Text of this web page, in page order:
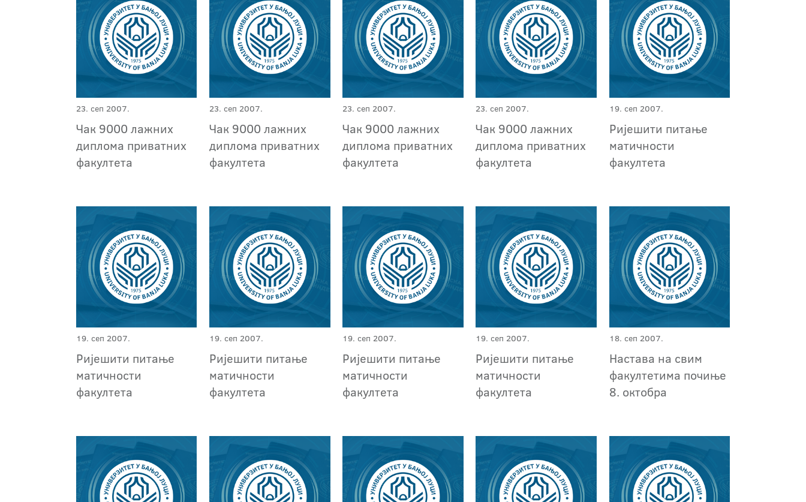
23. сеп 2007.
Чак 9000 лажних
диплома приватних
факултета
23. сеп 2007.
Чак 9000 лажних
диплома приватних
факултета
23. сеп 2007.
Чак 9000 лажних
диплома приватних
факултета
23. сеп 2007.
Чак 9000 лажних
диплома приватних
факултета
19. сеп 2007.
Ријешити питање
матичности
факултета
19. сеп 2007.
Ријешити питање
матичности
факултета
19. сеп 2007.
Ријешити питање
матичности
факултета
19. сеп 2007.
Ријешити питање
матичности
факултета
19. сеп 2007.
Ријешити питање
матичности
факултета
18. сеп 2007.
Настава на свим
факултетима почиње
8. октобра